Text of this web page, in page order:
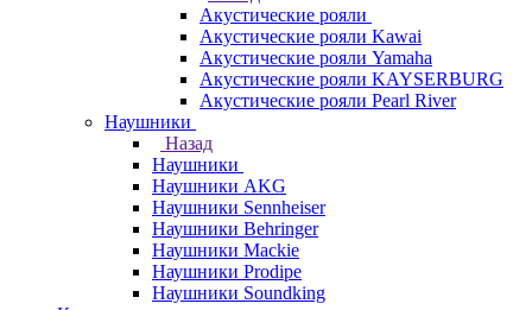
Акустические рояли
Акустические рояли Kawai
Акустические рояли Yamaha
Акустические рояли KAYSERBURG
Акустические рояли Pearl River
Наушники
Назад
Наушники
Наушники AKG
Наушники Sennheiser
Наушники Behringer
Наушники Mackie
Наушники Prodipe
Наушники Soundking